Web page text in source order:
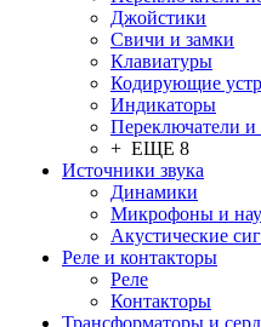
Джойстики
Свичи и замки
Клавиатуры
Кодирующие
Индикаторы
Переключатели
+ ЕЩЕ 8
Источники звука
Динамики
Микрофоны и
Акустические
Реле и контакторы
Реле
Контакторы
Трансформаторы и